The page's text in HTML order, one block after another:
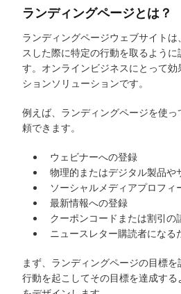
ランディングページとは？
ランディングページウェブサイト
スした際に特定の行動を取るように
す。オンラインビジネスにとって
ションソリューションです。
例えば、ランディングページを使
頼できます。
ウェビナーへの登録
物理的またはデジタル製品や
ソーシャルメディアプロフィ
最新情報への登録
クーポンコードまたは割引の
ニュースレター購読者になる
まず、ランディングページの目標
行動を起こしてその目標を達成す